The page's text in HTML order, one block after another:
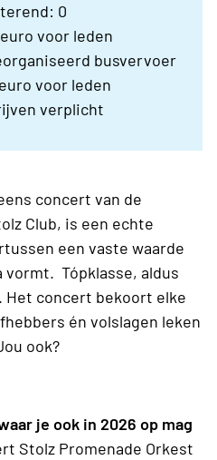
0
voor leden
busvervoer
voor leden
verplicht
concert van de
Club, is een echte
een vaste waarde
Tópklasse, aldus
Het concert bekoort elke
én volslagen leken
ook?
je ook in 2026 op mag
Stolz Promenade Orkest